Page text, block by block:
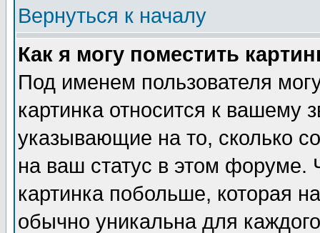
Вернуться к началу
Как я могу поместить
Под именем пользователя
картинка относится к вашему
указывающие на то, сколько
на ваш статус в этом форуме.
картинка побольше, которая
обычно уникальна для